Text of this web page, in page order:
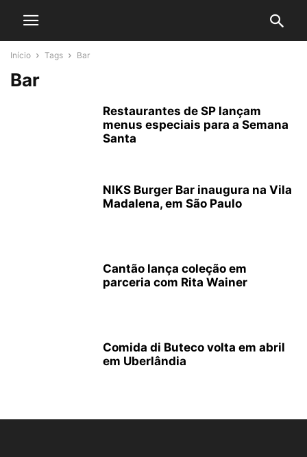
Início Tags Bar
Bar
Restaurantes de SP lançam
menus especiais para a Semana
Santa
NIKS Burger Bar inaugura na Vila
Madalena, em São Paulo
Cantão lança coleção em
parceria com Rita Wainer
Comida di Buteco volta em abril
em Uberlândia